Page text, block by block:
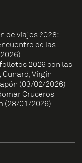
de viajes 2028:
de las
2026 con las
Virgin
(03/02/2026)
Cruceros
(28/01/2026)